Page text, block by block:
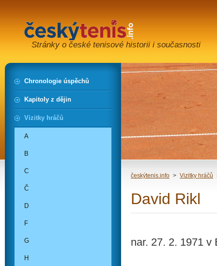
Stránky o české tenisové historii i současnosti
českýtenis.info > Vizitky hráčů
David Rikl
nar. 27. 2. 1971 v
Chronologie úspěchů
Kapitoly z dějin
Vizitky hráčů
A
B
C
Č
D
F
G
H